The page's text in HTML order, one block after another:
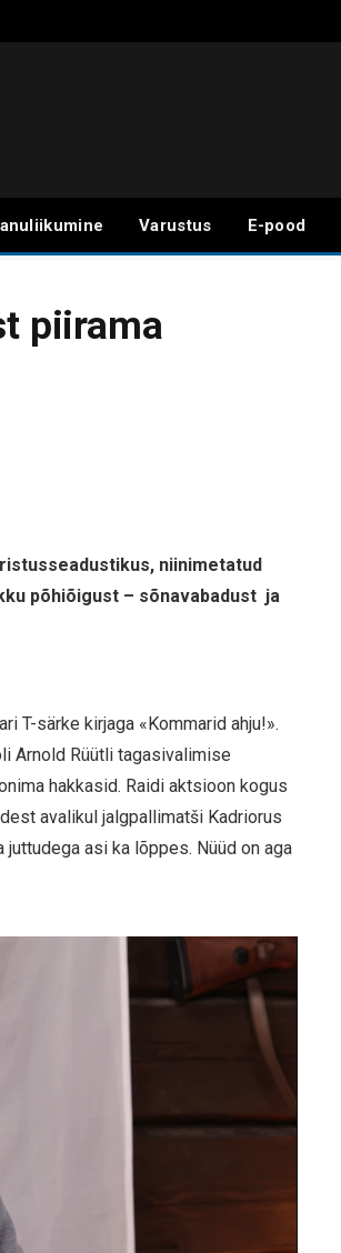
Varustus E-pood
piirama
niinimetatud
põhiõigust – sõnavabadust ja
T-särke kirjaga «Kommarid ahju!».
Arnold Rüütli tagasivalimise
hakkasid. Raidi aktsioon kogus
avalikul jalgpallimatši Kadriorus
asi ka lõppes. Nüüd on aga